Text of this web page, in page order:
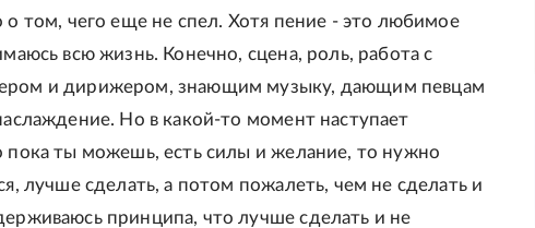
о том, чего еще не спел. Хотя пение - это любимое
всю жизнь. Конечно, сцена, роль, работа с
и дирижером, знающим музыку, дающим певцам
Но в какой-то момент наступает
пока ты можешь, есть силы и желание, то нужно
лучше сделать, а потом пожалеть, чем не сделать и
принципа, что лучше сделать и не